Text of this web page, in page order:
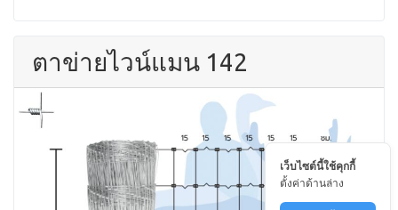
ตาข่ายไวน์แมน 142
เว็บไซต์นี้ใช้คุกกี้
ตั้งค่าด้านล่าง